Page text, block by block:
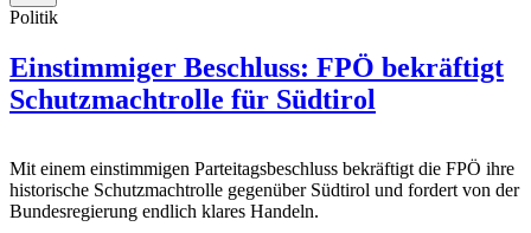
Politik
Einstimmiger Beschluss: FPÖ bekräftigt
Schutzmachtrolle für Südtirol
Mit einem einstimmigen Parteitagsbeschluss bekräftigt die FPÖ ihre
historische Schutzmachtrolle gegenüber Südtirol und fordert von der
Bundesregierung endlich klares Handeln.